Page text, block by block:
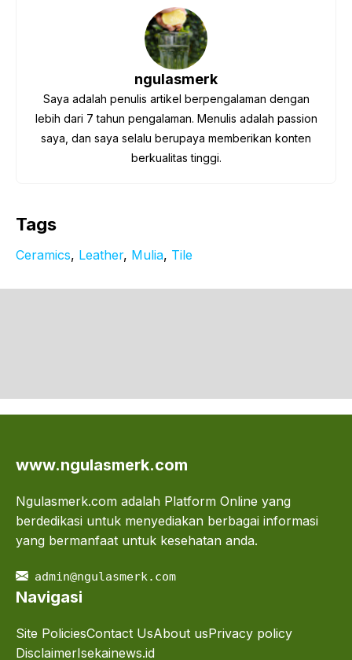
ngulasmerk
Saya adalah penulis artikel berpengalaman dengan
lebih dari 7 tahun pengalaman. Menulis adalah passion
saya, dan saya selalu berupaya memberikan konten
berkualitas tinggi.
Tags
Ceramics, Leather, Mulia, Tile
www.ngulasmerk.com
Ngulasmerk.com adalah Platform Online yang
berdedikasi untuk menyediakan berbagai informasi
yang bermanfaat untuk kesehatan anda.
admin@ngulasmerk.com
Navigasi
Site PoliciesContact UsAbout usPrivacy policy
DisclaimerIsekainews.id